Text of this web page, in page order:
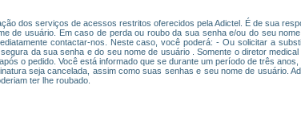
dos serviços de acessos restritos oferecidos pela Adictel. É de sua
de usuário. Em caso de perda ou roubo da sua senha e/ou do seu
contactar-nos. Neste caso, você poderá: - Ou solicitar a
da sua senha e do seu nome de usuário . Somente o diretor
o pedido. Você está informado que se durante um período de três
seja cancelada, assim como suas senhas e seu nome de usuário.
ter lhe roubado.